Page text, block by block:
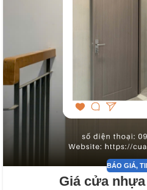
BÁO GIÁ,
Giá cửa